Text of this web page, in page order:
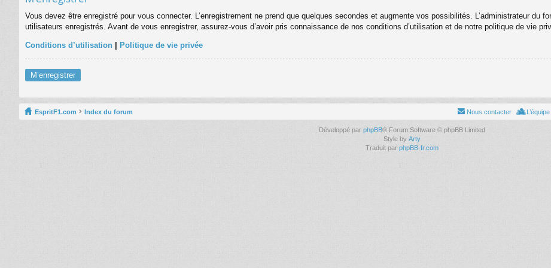
Vous devez être enregistré pour vous connecter. L’enregistrement ne prend que quelques secondes et augmente vos possibilités. L’administrateur du
utilisateurs enregistrés. Avant de vous enregistrer, assurez-vous d’avoir pris connaissance de nos conditions d’utilisation et de notre politique de vie
Conditions d’utilisation Politique de vie privée
M’enregistrer
EspritF1.com Index du forum Nous contacter
Développé par phpBB® Forum Software © phpBB Limited
Style by Arty
Traduit par phpBB-fr.com